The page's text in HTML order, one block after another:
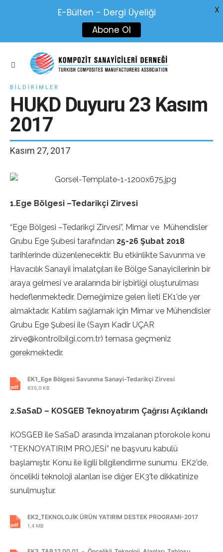
BILDIRIMLER
HUKD Duyuru 23 Kasım
2017
Kasım 27, 2017
1.Ege Bölgesi –Tedarikçi Zirvesi
“Ege Bölgesi –Tedarikçi Zirvesi”, Mimar ve Mühendisler
Grubu Ege Şubesi tarafından 25-26 Şubat 2018
tarihlerinde düzenlenecektir. Bu etkinlikte Savunma ve
Havacılık Sanayii İmalatçıları ile Bölge Sanayicilerinin bir
araya gelmesi ve aralarında bir işbirliği oluşturulması
hedeflenmektedir. Derneğimize gelen İleti EK1’de yer
almaktadır. Katılım sağlamak için Mimar ve Mühendisler
Grubu Ege Şubesi ile (Sayın Kadir UÇAR
zirve@kontrolbilgi.com.tr) temasa geçmeniz
gerekmektedir.
EK1_Ege Bölgesi Savunma Sanayi-Tedarikçi Zirvesi
635,0 KB
2.SaSaD – KOSGEB Teknoyatırım Çağrısı Açıklandı
KOSGEB ile SaSaD arasında imzalanan ptorokole konu
“TEKNOYATIRIM PROJESİ” ne başvuru kabulü
başlamıştır. Konu ile ilgili bilgilendirme sunumu EK2’de,
öncelikli teknoloji alanları ise diğer EK3’te dikkatinize
sunulmuştur.
EK2_TEKNOLOJİK ÜRÜN YATIRIM DESTEK PROGRAMI-2017
1,4 MB
E-Bülten - Dergi Üyeliği
Abone Ol
X